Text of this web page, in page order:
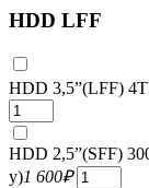
HDD LFF
HDD 3,5”(LFF)
HDD 2,5”(SFF)
у)1 600₽